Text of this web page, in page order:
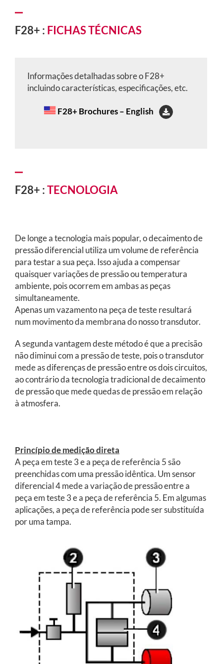
F28+ : FICHAS TÉCNICAS
Informações detalhadas sobre o F28+
incluindo características, especificações, etc.
F28+ Brochures – English
F28+ :TECNOLOGIA
De longe a tecnologia mais popular, o decaimento de
pressão diferencial utiliza um volume de referência
para testar a sua peça. Isso ajuda a compensar
quaisquer variações de pressão ou temperatura
ambiente, pois ocorrem em ambas as peças
simultaneamente.
Apenas um vazamento na peça de teste resultará
num movimento da membrana do nosso transdutor.
A segunda vantagem deste método é que a precisão
não diminui com a pressão de teste, pois o transdutor
mede as diferenças de pressão entre os dois circuitos,
ao contrário da tecnologia tradicional de decaimento
de pressão que mede quedas de pressão em relação
à atmosfera.
Princípio de medição direta
A peça em teste 3 e a peça de referência 5 são
preenchidas com uma pressão idêntica. Um sensor
diferencial 4 mede a variação de pressão entre a
peça em teste 3 e a peça de referência 5. Em algumas
aplicações, a peça de referência pode ser substituída
por uma tampa.